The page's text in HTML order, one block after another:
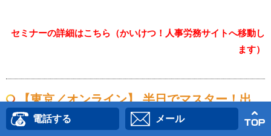
セミナーの詳細はこちら（かいけつ！人事労務サイトへ移動し
ます）
【東京／オンライン】 半日でマスター！出
産・育児・介護休業の法的知識と手続き実務
セミナー
電話する メール